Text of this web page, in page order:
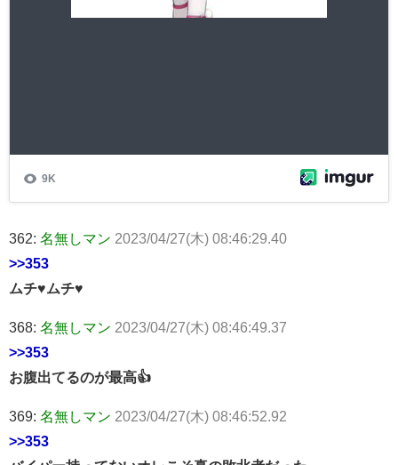
362: 名無しマン 2023/04/27(木) 08:46:29.40
>>353
ムチ♥ムチ♥
368: 名無しマン 2023/04/27(木) 08:46:49.37
>>353
お腹出てるのが最高👍
369: 名無しマン 2023/04/27(木) 08:46:52.92
>>353